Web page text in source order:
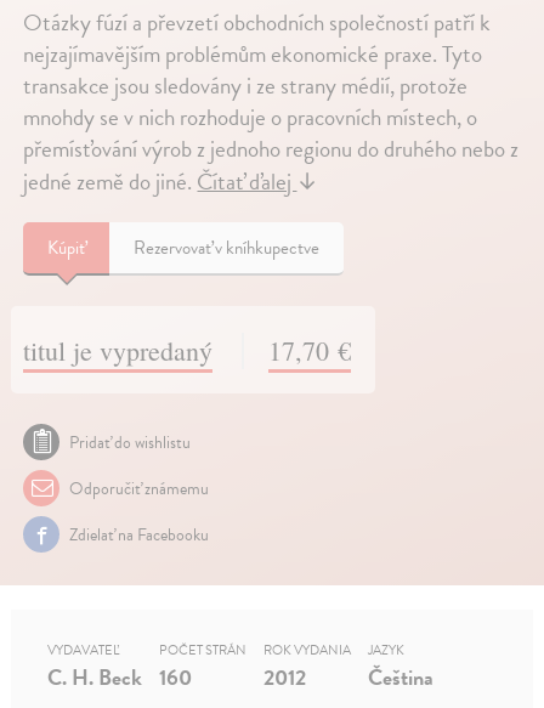
Otázky fúzí a převzetí obchodních společností patří k
nejzajímavějším problémům ekonomické praxe. Tyto
transakce jsou sledovány i ze strany médií, protože
mnohdy se v nich rozhoduje o pracovních místech, o
přemísťování výrob z jednoho regionu do druhého nebo z
jedné země do jiné.Čítať ďalej↓
Kúpiť Rezervovať v kníhkupectve
titul je vypredaný 17,70 €
Pridať do wishlistu
Odporučiť známemu
Zdielať na Facebooku
VYDAVATEĽ
C. H. Beck
POČET STRÁN
160
ROK VYDANIA
2012
JAZYK
Čeština